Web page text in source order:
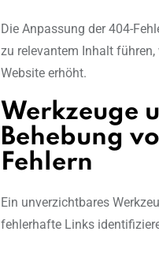
Die Anpassung der 404-
zu relevantem Inhalt
Website erhöht.
Werkzeuge
Behebung
Fehlern
Ein unverzichtbares
fehlerhafte Links